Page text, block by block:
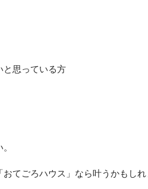
と思っている方
てごろハウス」なら叶うかもし